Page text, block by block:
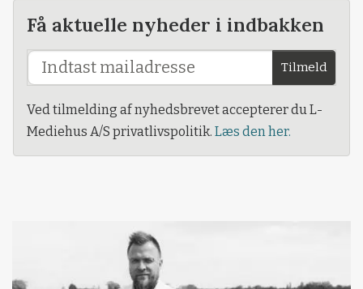
Få aktuelle nyheder i indbakken
Tilmeld
Ved tilmelding af nyhedsbrevet accepterer du L-
Mediehus A/S privatlivspolitik. Læs den her.